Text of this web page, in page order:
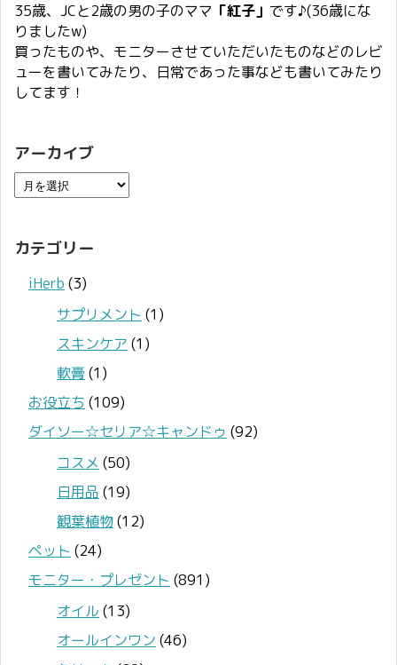
35歳、JCと2歳の男の子のママ 「紅子」 です♪(36歳にな
りましたw)
買ったものや、モニターさせていただいたものなどのレビ
ューを書いてみたり、日常であった事なども書いてみたり
してます！
アーカイブ
カテゴリー
iHerb (3)
サプリメント (1)
スキンケア (1)
軟膏(1)
お役立ち (109)
ダイソー☆セリア☆キャンドゥ (92)
コスメ (50)
日用品 (19)
観葉植物(12)
ペット (24)
モニター・プレゼント (891)
オイル (13)
オールインワン (46)